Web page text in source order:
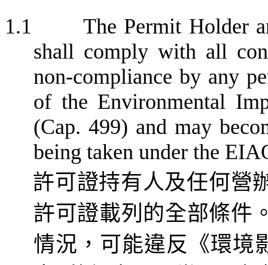
1.1
The Permit Holder
shall comply with all
non-compliance by any
of the Environmental
(Cap. 499) and may
being taken under the
許可證持有人及任何營
許可證載列的全部條件
情況，可能違反《環境